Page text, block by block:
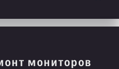
мониторов